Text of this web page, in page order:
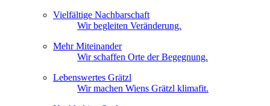
Vielfältige Nachbarschaft
Wir begleiten Veränderung.
Mehr Miteinander
Wir schaffen Orte der Begegnung.
Lebenswertes Grätzl
Wir machen Wiens Grätzl klimafit.